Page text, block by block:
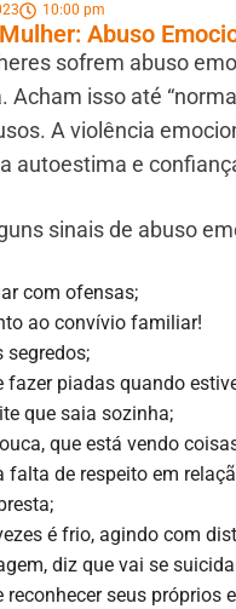
10:00 pm
Abuso
sofrem abuso
Acham isso até
A violência
autoestima e
sinais de abuso
com ofensas;
ao convívio familiar!
segredos;
fazer piadas quando
que saia sozinha;
que está vendo
falta de respeito em
é frio, agindo com
diz que vai se
reconhecer seus